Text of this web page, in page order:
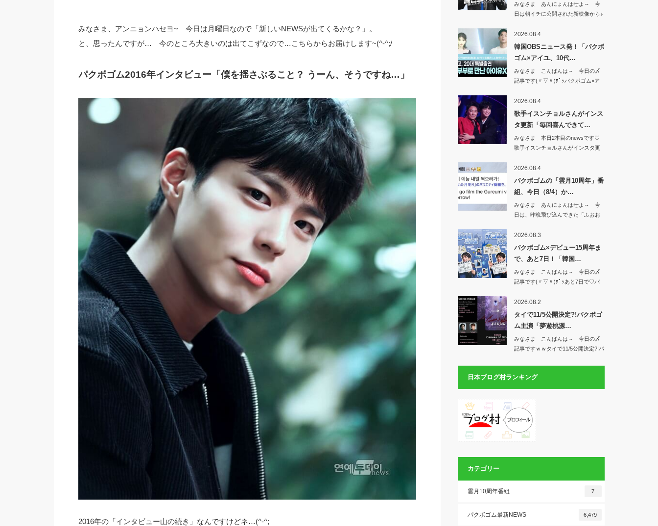
みなさま、アンニョンハセヨ~ 今日は月曜日なので「新しいNEWSが出てくるかな？」。
と、思ったんですが… 今のところ大きいのは出てこずなので…こちらからお届けします~(^-^;/
パクボゴム2016年インタビュー「僕を揺さぶること？ うーん、そうですね…」
2016年の「インタビュー山の続き」なんですけどネ…(^-^;
みなさま あんにょんはせよ～ 今
日は朝イチに公開された新映像から♪
2026.08.4
韓国OBSニュース発！「パクボ
ゴム×アイユ、10代…
みなさま こんばんは～ 今日の〆
記事です(〃▽〃)ﾎﾟｯパクボゴム×ア
2026.08.4
歌手イスンチョルさんがインス
タ更新「毎回喜んできて…
みなさま 本日2本目のnewsです♡
歌手イスンチョルさんがインスタ更
2026.08.4
パクボゴムの「雲月10周年」番
組、今日（8/4）か…
みなさま あんにょんはせよ～ 今
日は、昨晩飛び込んできた「ふおお
2026.08.3
パクボゴム×デビュー15周年ま
で、あと7日！「韓国…
みなさま こんばんは～ 今日の〆
記事です(〃▽〃)ﾎﾟｯあと7日で♡パ
2026.08.2
タイで11/5公開決定?!パクボゴ
ム主演「夢遊桃源…
みなさま こんばんは～ 今日の〆
記事ですｗｗタイで11/5公開決定?!パ
日本ブログ村ランキング
カテゴリー
雲月10周年番組 7
パクボゴム最新NEWS 6,479